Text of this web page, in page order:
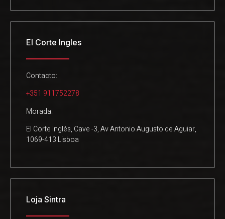
El Corte Ingles
Contacto:
+351 911752278
Morada:
El Corte Inglés, Cave -3, Av Antonio Augusto de Aguiar,
1069-413 Lisboa
Loja Sintra